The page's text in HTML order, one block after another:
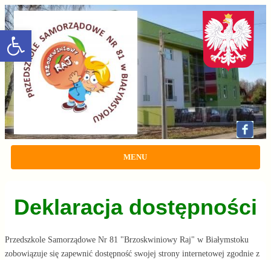
rozwiń/zwiń panel
MENU
Deklaracja dostępności
Przedszkole Samorządowe Nr 81 "Brzoskwiniowy Raj" w Białymstoku
zobowiązuje się zapewnić dostępność swojej strony internetowej zgodnie z